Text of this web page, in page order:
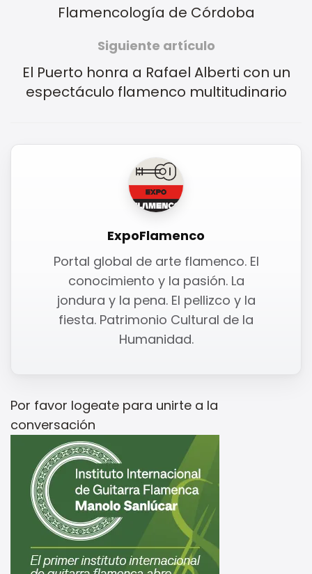
Flamencología de Córdoba
Siguiente artículo
El Puerto honra a Rafael Alberti con un
espectáculo flamenco multitudinario
ExpoFlamenco
Portal global de arte flamenco. El
conocimiento y la pasión. La
jondura y la pena. El pellizco y la
fiesta. Patrimonio Cultural de la
Humanidad.
Por favor logeate para unirte a la
conversación